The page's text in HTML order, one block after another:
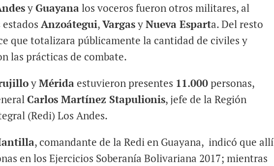
yGuayanalos voceros fueron otros militares, al
estadosAnzoátegui,VargasyNueva Esparta. Del resto
que totalizara públicamente la cantidad de civiles y
las prácticas de combate.
yMéridaestuvieron presentes 11.000personas,
Carlos Martínez Stapulionis, jefe de la Región
(Redi) Los Andes.
, comandante de la Redi en Guayana, indicó que allí
en los Ejercicios Soberanía Bolivariana 2017; mientras